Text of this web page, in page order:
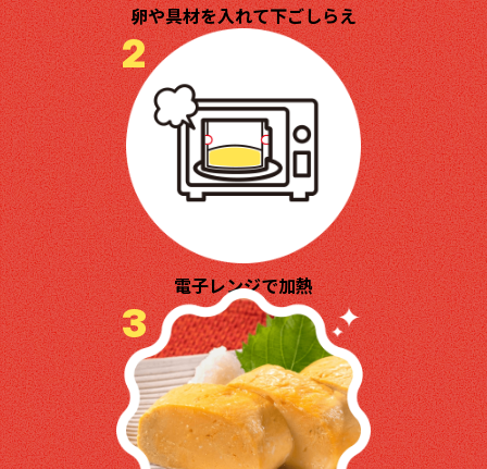
卵や具材を入れて下ごしらえ
2
電子レンジで加熱
3